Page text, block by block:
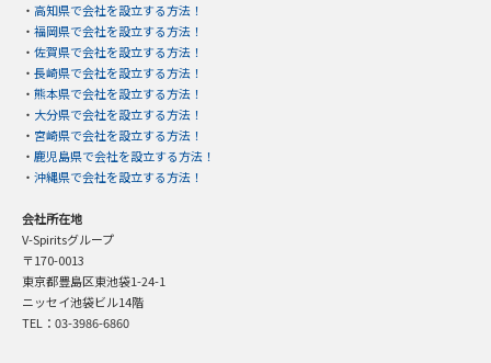
・ 高知県で会社を設立する方法！
・ 福岡県で会社を設立する方法！
・ 佐賀県で会社を設立する方法！
・ 長崎県で会社を設立する方法！
・ 熊本県で会社を設立する方法！
・ 大分県で会社を設立する方法！
・ 宮崎県で会社を設立する方法！
・ 鹿児島県で会社を設立する方法！
・ 沖縄県で会社を設立する方法！
会社所在地
V-Spiritsグループ
〒170-0013
東京都豊島区東池袋1-24-1
ニッセイ池袋ビル14階
TEL：03-3986-6860